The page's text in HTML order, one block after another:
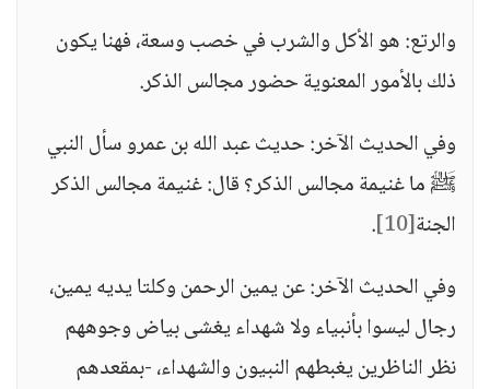
والرتع: هو الأكل والشرب في خصب وسعة، فهنا يكون
ذلك بالأمور المعنوية حضور مجالس الذكر.
وفي الحديث الآخر: حديث عبد الله بن عمرو سأل النبي
ﷺ ما غنيمة مجالس الذكر؟ قال: غنيمة مجالس الذكر
الجنة[10]
.
وفي الحديث الآخر: عن يمين الرحمن وكلتا يديه يمين،
رجال ليسوا بأنبياء ولا شهداء يغشى بياض وجوههم
نظر الناظرين يغبطهم النبيون والشهداء، -بمقعدهم